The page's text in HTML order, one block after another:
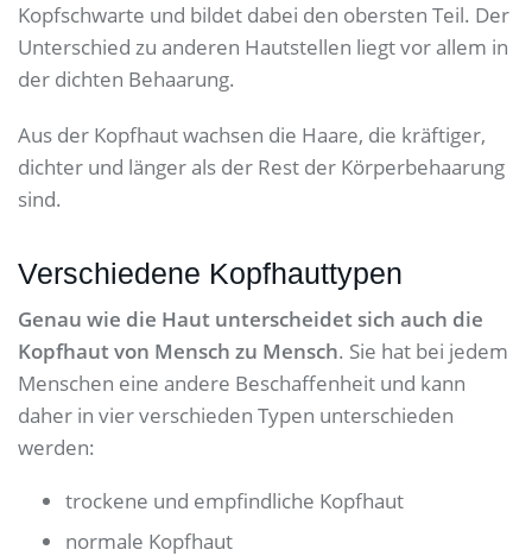
Kopfschwarte und bildet dabei den obersten Teil. Der
Unterschied zu anderen Hautstellen liegt vor allem in
der dichten Behaarung.
Aus der Kopfhaut wachsen die Haare, die kräftiger,
dichter und länger als der Rest der Körperbehaarung
sind.
Verschiedene Kopfhauttypen
Genau wie die Haut unterscheidet sich auch die
Kopfhaut von Mensch zu Mensch. Sie hat bei jedem
Menschen eine andere Beschaffenheit und kann
daher in vier verschieden Typen unterschieden
werden:
trockene und empfindliche Kopfhaut
normale Kopfhaut